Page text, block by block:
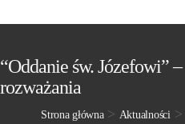
“Oddanie św. Józefowi”
rozważania
Strona główna> Aktualności>